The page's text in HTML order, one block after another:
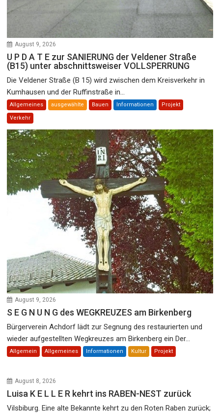
August 9, 2026
U P D A T E zur SANIERUNG der Veldener Straße
(B15) unter abschnittsweiser VOLLSPERRUNG
Die Veldener Straße (B 15) wird zwischen dem Kreisverkehr in
Kumhausen und der Ruffinstraße in...
Allgemeines ausgewählte Bauen Informationen Projekt
Verkehr
August 9, 2026
S E G N U N G des WEGKREUZES am Birkenberg
Bürgerverein Achdorf lädt zur Segnung des restaurierten und
wieder aufgestellten Wegkreuzes am Birkenberg ein Der...
Allgemein Allgemeines Informationen Kultur Projekt
August 8, 2026
Luisa K E L L E R kehrt ins RABEN-NEST zurück
Vilsbiburg. Eine alte Bekannte kehrt zu den Roten Raben zurück;